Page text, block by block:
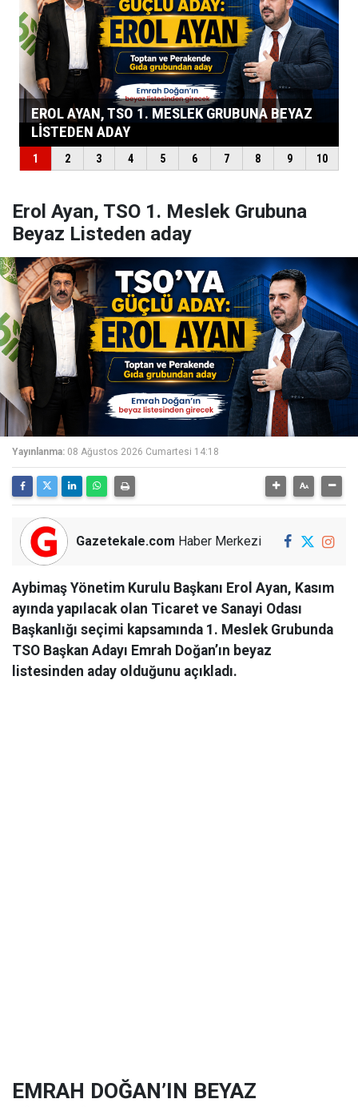
Erol Ayan, TSO 1. Meslek Grubuna
Beyaz Listeden aday
Yayınlanma: 08 Ağustos 2026 Cumartesi 14:18
Gazetekale.com Haber Merkezi
Aybimaş Yönetim Kurulu Başkanı Erol Ayan, Kasım
ayında yapılacak olan Ticaret ve Sanayi Odası
Başkanlığı seçimi kapsamında 1. Meslek Grubunda
TSO Başkan Adayı Emrah Doğan’ın beyaz
listesinden aday olduğunu açıkladı.
EMRAH DOĞAN’IN BEYAZ